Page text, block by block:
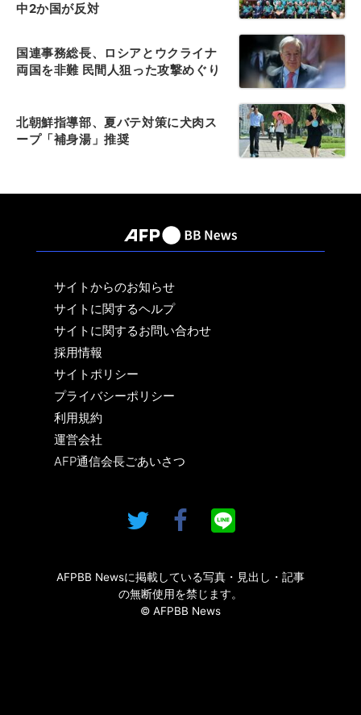
中2か国が反対
国連事務総長、ロシアとウクライナ
両国を非難 民間人狙った攻撃めぐり
北朝鮮指導部、夏バテ対策に犬肉ス
ープ「補身湯」推奨
サイトからのお知らせ
サイトに関するヘルプ
サイトに関するお問い合わせ
採用情報
サイトポリシー
プライバシーポリシー
利用規約
運営会社
AFP通信会長ごあいさつ
AFPBB Newsに掲載している写真・見出し・記事
の無断使用を禁じます。
© AFPBB News